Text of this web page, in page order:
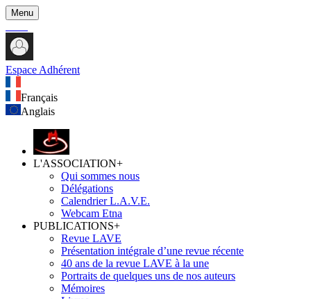
Menu
Espace Adhérent
Français
Anglais
L'ASSOCIATION+
Qui sommes nous
Délégations
Calendrier L.A.V.E.
Webcam Etna
PUBLICATIONS+
Revue LAVE
Présentation intégrale d’une revue récente
40 ans de la revue LAVE à la une
Portraits de quelques uns de nos auteurs
Mémoires